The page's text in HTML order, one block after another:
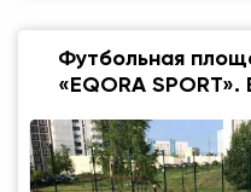
Футбольная
«EQORA